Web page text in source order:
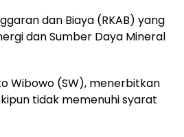
dan Biaya (RKAB) yang
dan Sumber Daya Mineral
Wibowo (SW), menerbitkan
tidak memenuhi syarat